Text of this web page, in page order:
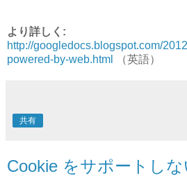
より詳しく:
http://googledocs.blogspot.com/
powered-by-web.html
（英語）
共有
Cookie をサポートし